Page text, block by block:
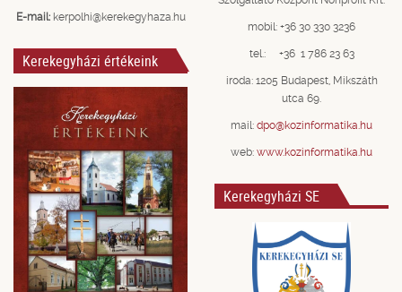
E-mail: kerpolhi@kerekegyhaza.hu
Kerekegyházi értékeink
mobil: +36 30 330 3236
tel.: +36 1 786 23 63
iroda: 1205 Budapest, Mikszáth
utca 69.
mail: dpo@kozinformatika.hu
web: www.kozinformatika.hu
Kerekegyházi SE